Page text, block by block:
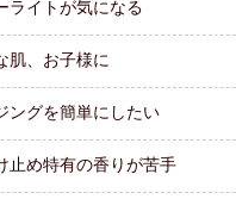
ライトが気になる
肌、お子様に
ングを簡単にしたい
止め特有の香りが苦手